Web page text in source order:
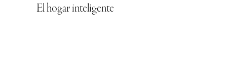
El hogar inteligente